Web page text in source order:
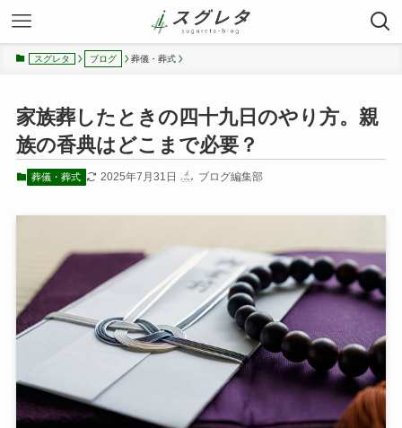
スグレタ ブログ 葬儀・葬式
家族葬したときの四十九日のやり方。親
族の香典はどこまで必要？
葬儀・葬式 2025年7月31日 ブログ編集部